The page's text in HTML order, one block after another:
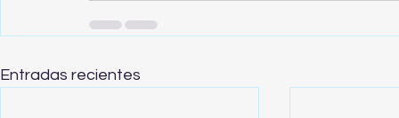
Entradas recientes